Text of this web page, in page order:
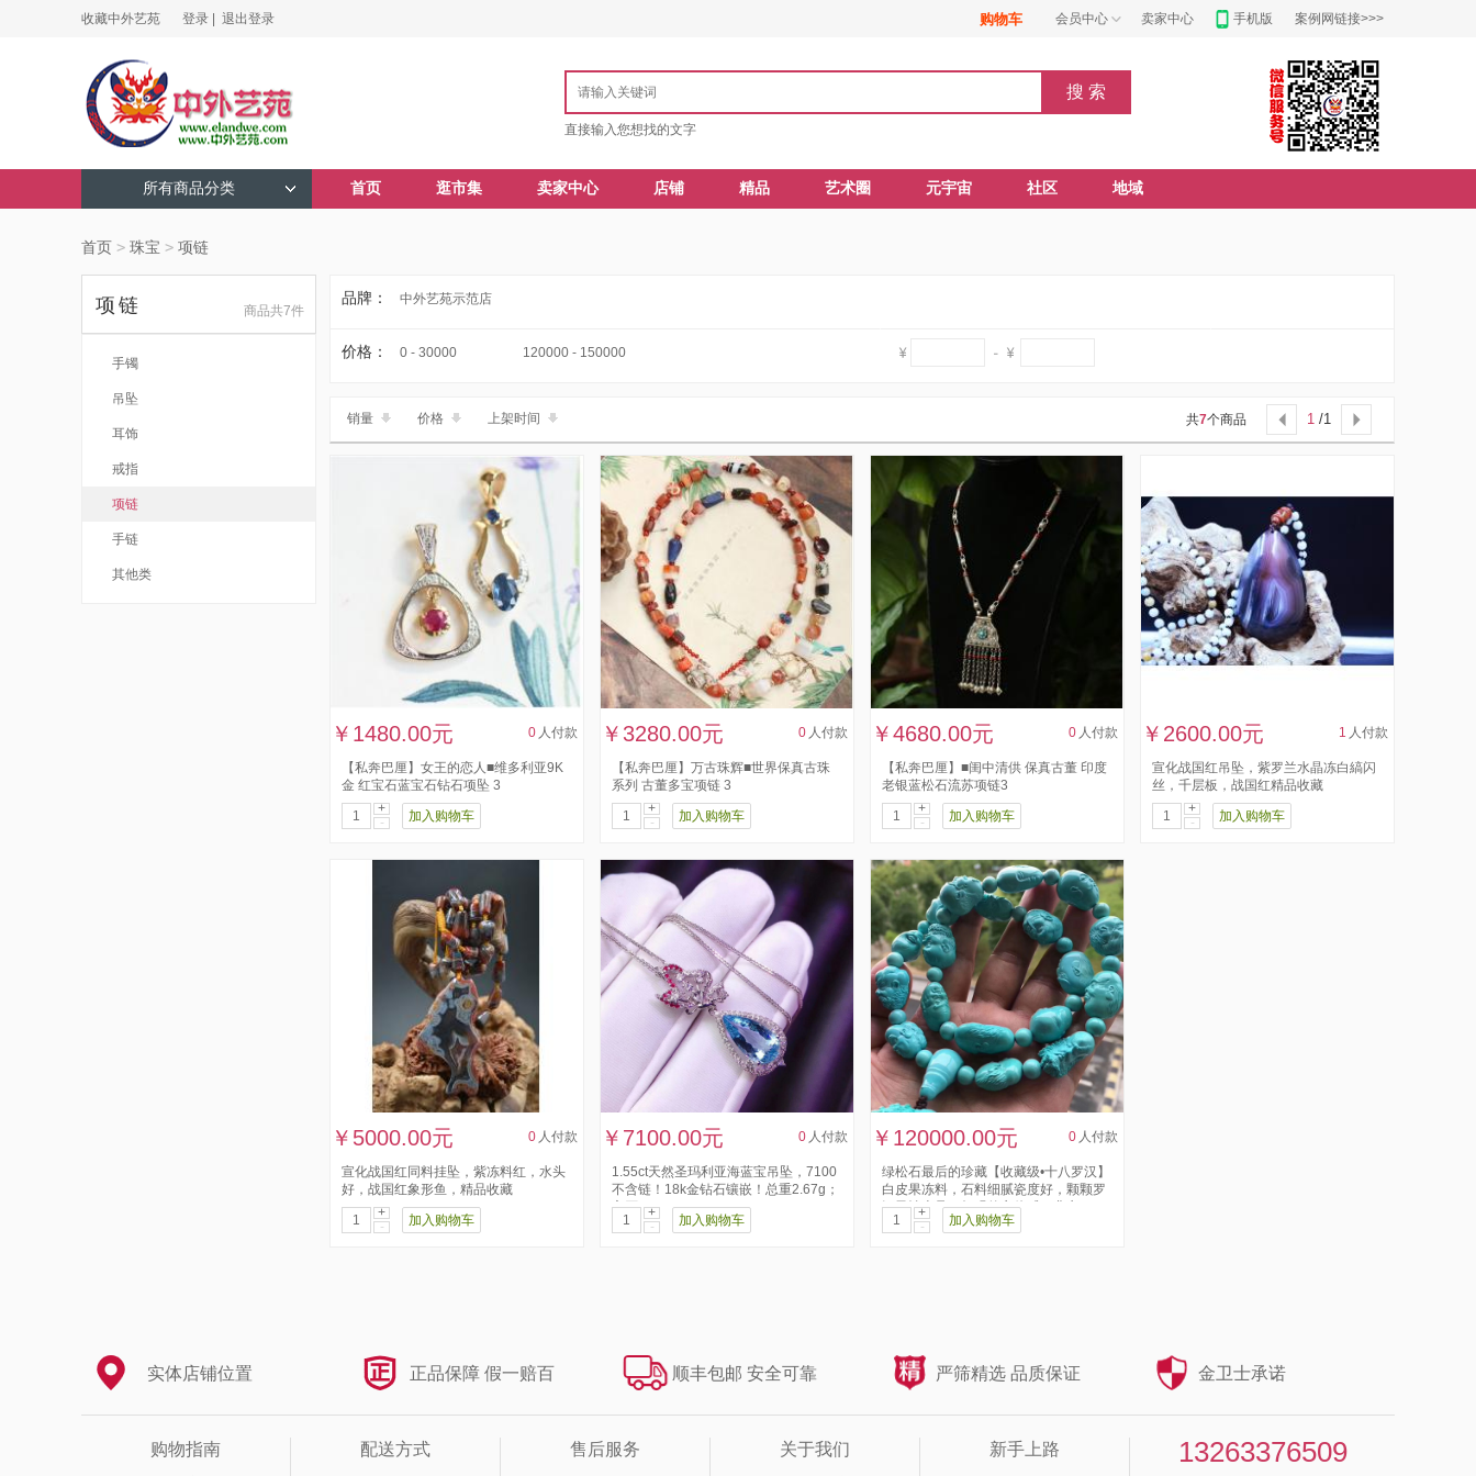
收藏中外艺苑 登录 | 退出登录 购物车 会员中心 卖家中心 手机版 案例网链接>>>
直接输入您想找的文字
所有商品分类 首页 逛市集 卖家中心 店铺 精品 艺术圈 元宇宙 社区 地域
首页 > 珠宝 > 项链
项链 商品共7件
手镯
吊坠
耳饰
戒指
项链
手链
其他类
品牌： 中外艺苑示范店
价格： 0 - 30000 120000 - 150000
销量 价格 上架时间 共7个商品  1 /1 
￥1480.00元 0 人付款
【私奔巴厘】女王的恋人■维多利亚9K
金 红宝石蓝宝石钻石项坠 3
+
-
加入购物车
￥3280.00元 0 人付款
【私奔巴厘】万古珠辉■世界保真古珠
系列 古董多宝项链 3
+
-
加入购物车
￥4680.00元 0 人付款
【私奔巴厘】■闺中清供 保真古董 印度
老银蓝松石流苏项链3
+
-
加入购物车
￥2600.00元 1 人付款
宣化战国红吊坠，紫罗兰水晶冻白縞闪
丝，千层板，战国红精品收藏
+
-
加入购物车
￥5000.00元 0 人付款
宣化战国红同料挂坠，紫冻料红，水头
好，战国红象形鱼，精品收藏
+
-
加入购物车
￥7100.00元 0 人付款
1.55ct天然圣玛利亚海蓝宝吊坠，7100
不含链！18k金钻石镶嵌！总重2.67g；
主石：1.55...
+
-
加入购物车
￥120000.00元 0 人付款
绿松石最后的珍藏【收藏级•十八罗汉】
白皮果冻料，石料细腻瓷度好，颗颗罗
汉灵性十足，极强的立体感，非市...
+
-
加入购物车
实体店铺位置 正品保障 假一赔百 顺丰包邮 安全可靠 严筛精选 品质保证 金卫士承诺
购物指南 配送方式 售后服务 关于我们 新手上路 13263376509